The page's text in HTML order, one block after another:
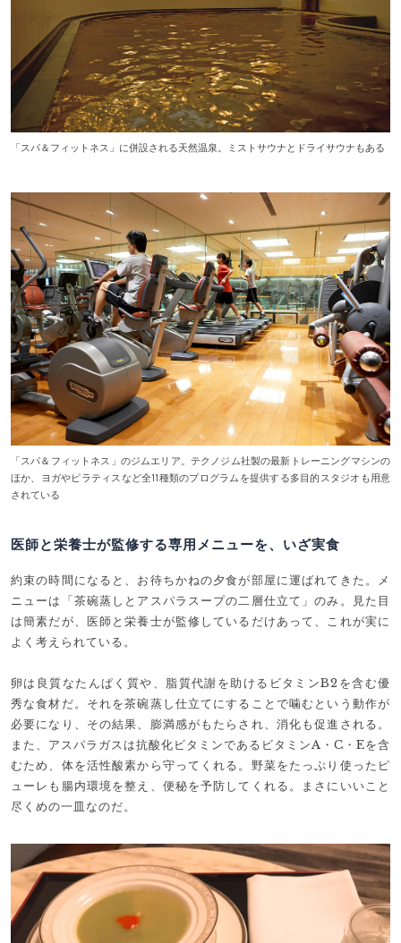
「スパ＆フィットネス」に併設される天然温泉。ミストサウナとドライサウナもある
「スパ＆フィットネス」のジムエリア。テクノジム社製の最新トレーニングマシンの
ほか、ヨガやピラティスなど全11種類のプログラムを提供する多目的スタジオも用意
されている
医師と栄養士が監修する専用メニューを、いざ実食
約束の時間になると、お待ちかねの夕食が部屋に運ばれてきた。メ
ニューは「茶碗蒸しとアスパラスープの二層仕立て」のみ。見た目
は簡素だが、医師と栄養士が監修しているだけあって、これが実に
よく考えられている。
卵は良質なたんぱく質や、脂質代謝を助けるビタミンB2を含む優
秀な食材だ。それを茶碗蒸し仕立てにすることで噛むという動作が
必要になり、その結果、膨満感がもたらされ、消化も促進される。
また、アスパラガスは抗酸化ビタミンであるビタミンA・C・Eを含
むため、体を活性酸素から守ってくれる。野菜をたっぷり使ったピ
ューレも腸内環境を整え、便秘を予防してくれる。まさにいいこと
尽くめの一皿なのだ。